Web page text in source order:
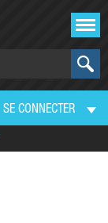
SE CONNECTER